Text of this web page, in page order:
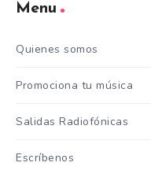
Menu
Quienes somos
Promociona tu música
Salidas Radiofónicas
Escríbenos